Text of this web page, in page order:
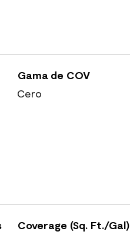
Gama de COV
Cero
Coverage (Sq. Ft./Gal)